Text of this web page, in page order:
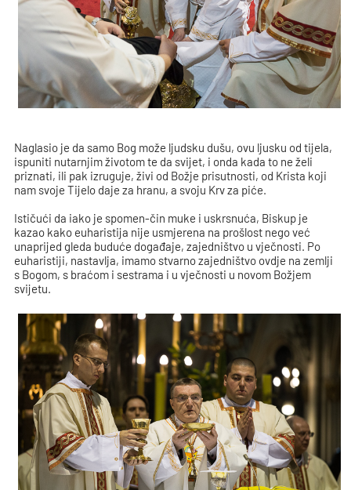
Naglasio je da samo Bog može ljudsku dušu, ovu ljusku od tijela,
ispuniti nutarnjim životom te da svijet, i onda kada to ne želi
priznati, ili pak izruguje, živi od Božje prisutnosti, od Krista koji
nam svoje Tijelo daje za hranu, a svoju Krv za piće.
Ističući da iako je spomen-čin muke i uskrsnuća, Biskup je
kazao kako euharistija nije usmjerena na prošlost nego već
unaprijed gleda buduće događaje, zajedništvo u vječnosti. Po
euharistiji, nastavlja, imamo stvarno zajedništvo ovdje na zemlji
s Bogom, s braćom i sestrama i u vječnosti u novom Božjem
svijetu.